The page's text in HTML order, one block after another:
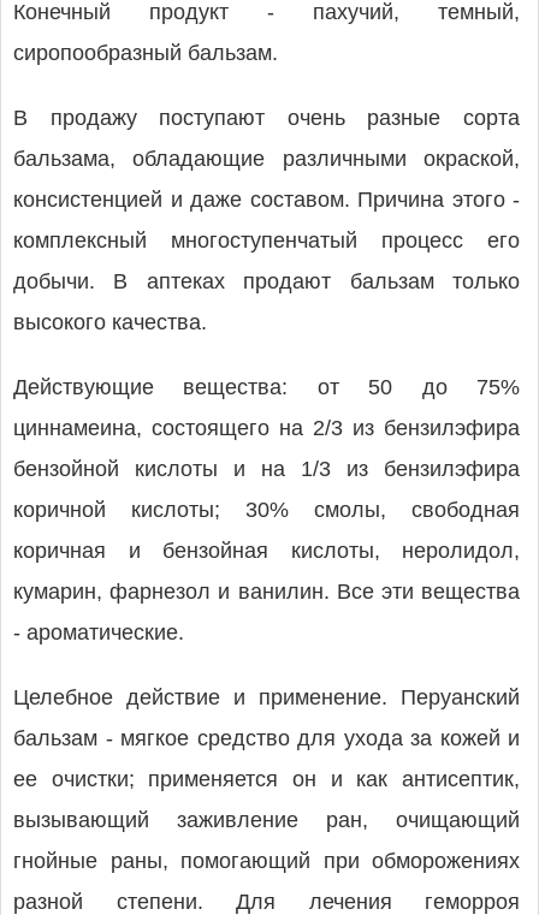
Конечный продукт - пахучий, темный,
сиропообразный бальзам.
В продажу поступают очень разные сорта
бальзама, обладающие различными окраской,
консистенцией и даже составом. Причина этого -
комплексный многоступенчатый процесс его
добычи. В аптеках продают бальзам только
высокого качества.
Действующие вещества: от 50 до 75%
циннамеина, состоящего на 2/3 из бензилэфира
бензойной кислоты и на 1/3 из бензилэфира
коричной кислоты; 30% смолы, свободная
коричная и бензойная кислоты, неролидол,
кумарин, фарнезол и ванилин. Все эти вещества
- ароматические.
Целебное действие и применение. Перуанский
бальзам - мягкое средство для ухода за кожей и
ее очистки; применяется он и как антисептик,
вызывающий заживление ран, очищающий
гнойные раны, помогающий при обморожениях
разной степени. Для лечения геморроя